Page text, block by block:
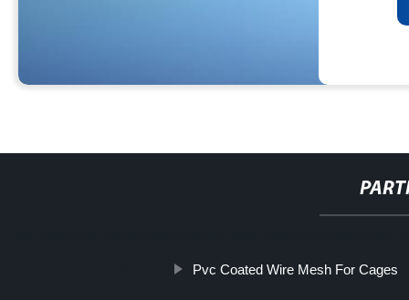
Pvc Coated Wire Mesh For Cages